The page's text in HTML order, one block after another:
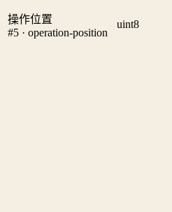
操作位置
#5 · operation-position
uint8